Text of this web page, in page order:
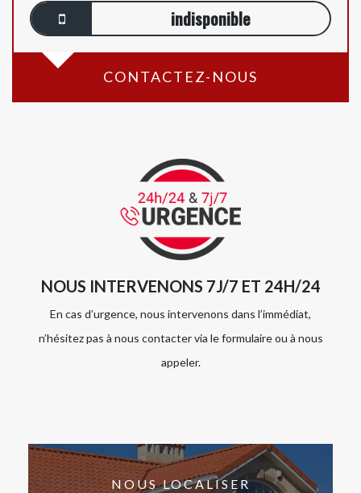
indisponible
CONTACTEZ-NOUS
NOUS INTERVENONS 7J/7 ET 24H/24
En cas d’urgence, nous intervenons dans l’immédiat,
n’hésitez pas à nous contacter via le formulaire ou à nous
appeler.
NOUS LOCALISER